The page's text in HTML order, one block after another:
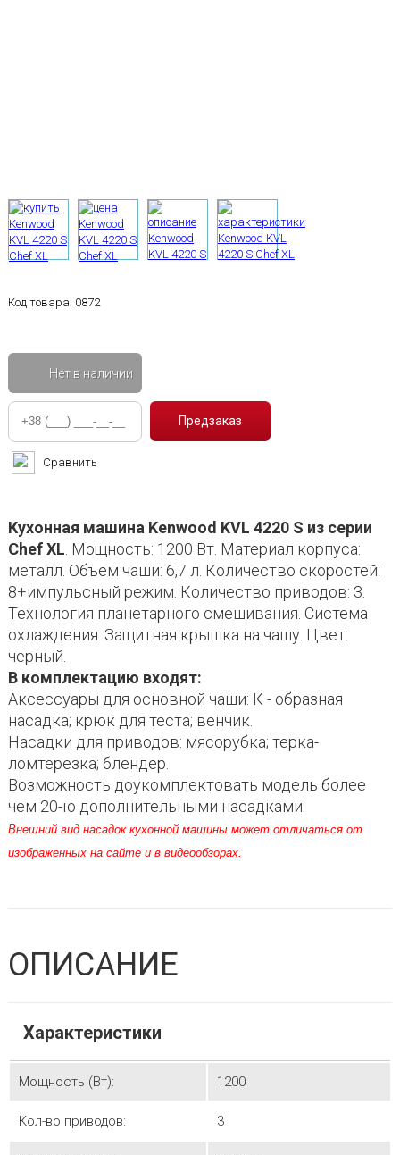
Код товара: 0872
Нет в наличии
Сравнить
Кухонная машина Kenwood KVL 4220 S из серии
Chef XL . Мощность: 1200 Вт. Материал корпуса:
металл. Объем чаши: 6,7 л. Количество скоростей:
8+импульсный режим. Количество приводов: 3.
Технология планетарного смешивания. Система
охлаждения. Защитная крышка на чашу. Цвет:
черный.
В комплектацию входят:
Аксессуары для основной чаши: К - образная
насадка; крюк для теста; венчик.
Насадки для приводов: мясорубка; терка-
ломтерезка; блендер.
Возможность доукомплектовать модель более
чем 20-ю дополнительными насадками.
Внешний вид насадок кухонной машины может отличаться от
изображенных на сайте и в видеообзорах.
ОПИСАНИЕ
Характеристики
Мощность (Вт): 1200
Кол-во приводов: 3